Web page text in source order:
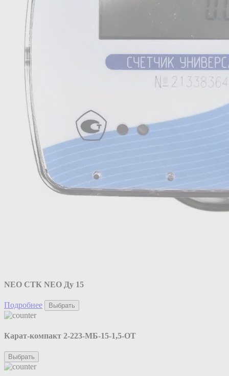
NEO CТК NEO Ду 15
Подробнее Выбрать
Карат-компакт 2-223-МБ-15-1,5-ОТ
Выбрать